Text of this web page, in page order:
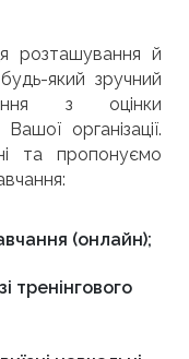
розташування й
який зручний
з оцінки
організації.
та пропонуємо
(онлайн);
тренінгового